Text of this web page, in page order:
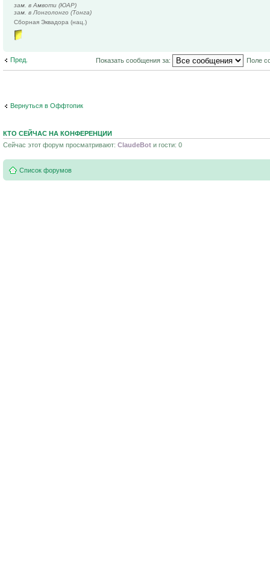
зам. в Амвоти (ЮАР)
зам. в Лонголонго (Тонга)
Сборная Эквадора (нац.)
Пред. Показать сообщения за: Поле
Вернуться в Оффтопик
КТО СЕЙЧАС НА КОНФЕРЕНЦИИ
Сейчас этот форум просматривают: ClaudeBot и гости: 0
Список форумов